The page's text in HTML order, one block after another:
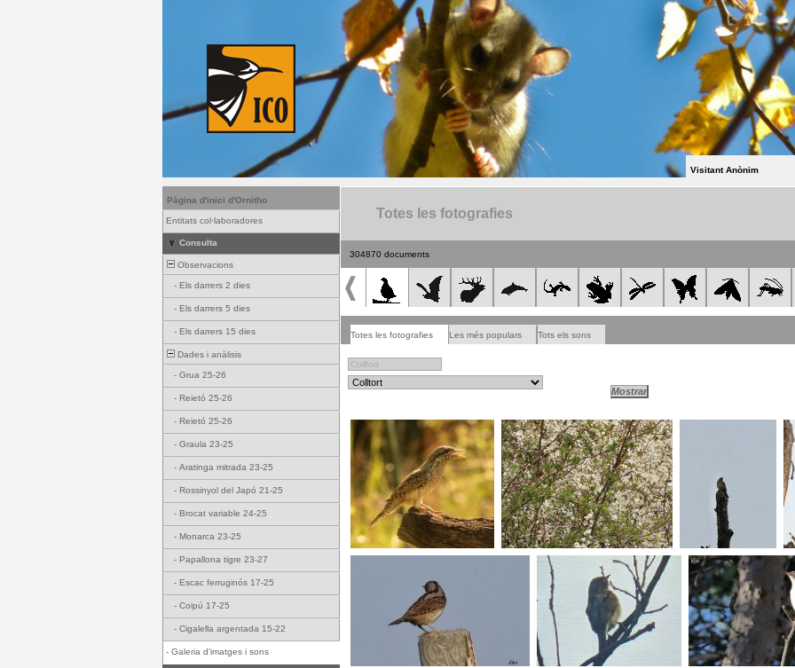
Visitant Anònim
Pàgina d'inici d'Ornitho
Entitats col·laboradores
Consulta
Observacions
- Els darrers 2 dies
- Els darrers 5 dies
- Els darrers 15 dies
Dades i anàlisis
- Grua 25-26
- Reietó 25-26
- Reietó 25-26
- Graula 23-25
- Aratinga mitrada 23-25
- Rossinyol del Japó 21-25
- Brocat variable 24-25
- Monarca 23-25
- Papallona tigre 23-27
- Escac ferruginós 17-25
- Coipú 17-25
- Cigalella argentada 15-22
- Galeria d'imatges i sons
Totes les fotografies
304870 documents
Totes les fotografies Les més populars Tots els sons